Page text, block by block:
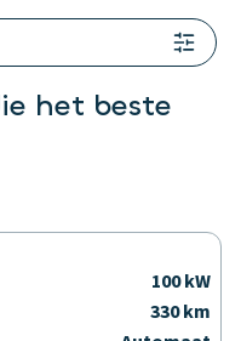
het beste
100 kW
330 km